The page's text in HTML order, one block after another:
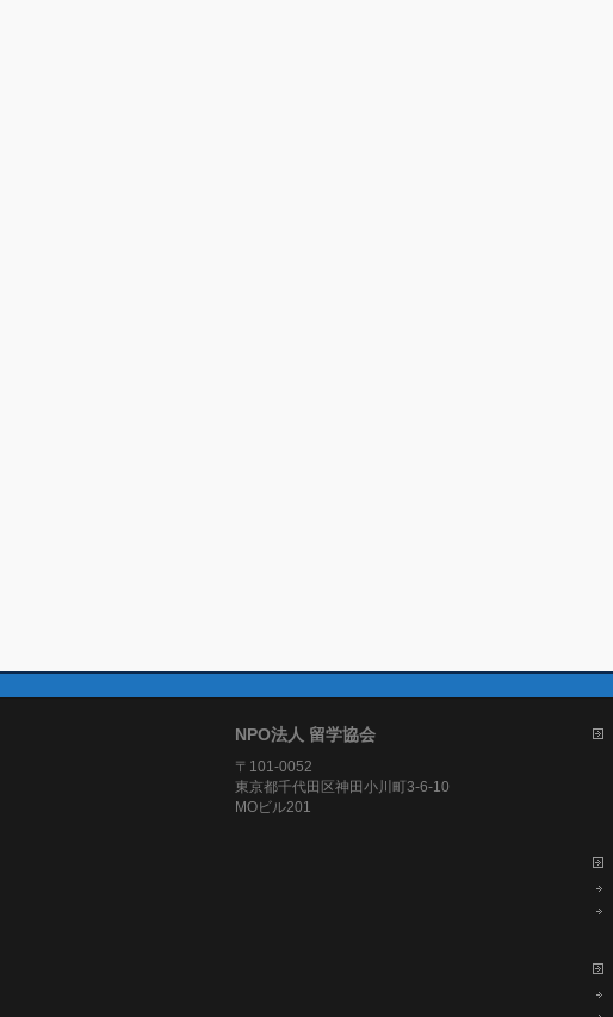
NPO法人 留学協会
〒101-0052
東京都千代田区神田小川町3-6-10
MOビル201